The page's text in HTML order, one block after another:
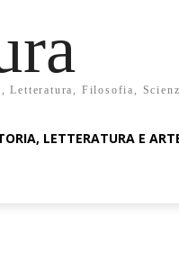
Filosofia,
LETTERATURA E